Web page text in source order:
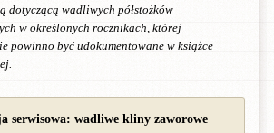
dotyczącą wadliwych półstożków
w określonych rocznikach, której
powinno być udokumentowane w książce
serwisowa: wadliwe kliny zaworowe